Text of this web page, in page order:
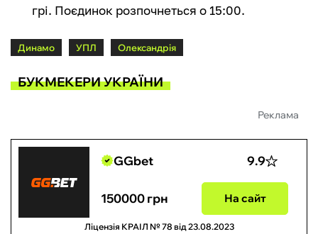
грі. Поєдинок розпочнеться о 15:00.
Динамо УПЛ Олександрія
БУКМЕКЕРИ УКРАЇНИ
Реклама
GGbet 9.9
150000 грн На сайт
Ліцензія КРАІЛ № 78 від 23.08.2023